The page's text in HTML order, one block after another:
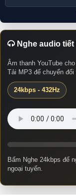
Nghe audio
Âm thanh YouTube
Tải MP3 để chuyển
24kbps - 432Hz
Bấm Nghe 24kbps để
ngoại tuyến.